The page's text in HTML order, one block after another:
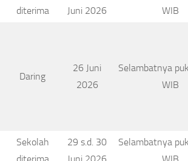
diterima
Juni 2026
WIB
Daring
26 Juni
2026
Selambatnya
WIB
Sekolah
diterima
29 s.d. 30
Juni 2026
Selambatnya
WIB